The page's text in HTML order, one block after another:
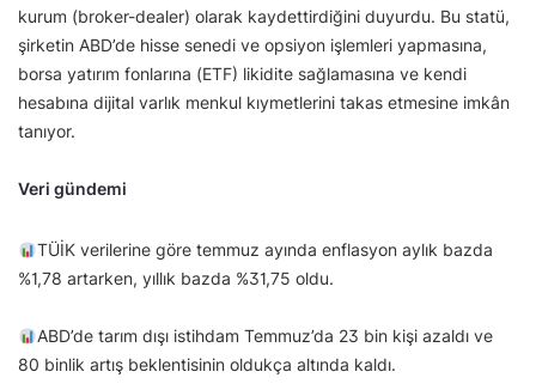
kurum (broker-dealer) olarak kaydettirdiğini duyurdu. Bu statü,
şirketin ABD’de hisse senedi ve opsiyon işlemleri yapmasına,
borsa yatırım fonlarına (ETF) likidite sağlamasına ve kendi
hesabına dijital varlık menkul kıymetlerini takas etmesine imkân
tanıyor.
Veri gündemi
TÜİK verilerine göre temmuz ayında enflasyon aylık bazda
%1,78 artarken, yıllık bazda %31,75 oldu.
ABD’de tarım dışı istihdam Temmuz’da 23 bin kişi azaldı ve
80 binlik artış beklentisinin oldukça altında kaldı.